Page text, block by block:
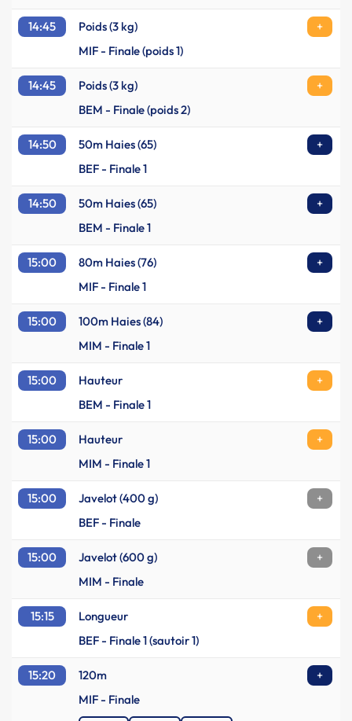
14:45 Poids (3 kg)
+
MIF - Finale (poids 1)
14:45 Poids (3 kg)
+
BEM - Finale (poids 2)
14:50 50m Haies (65)
+
BEF - Finale 1
14:50 50m Haies (65)
+
BEM - Finale 1
15:00 80m Haies (76)
+
MIF - Finale 1
15:00 100m Haies (84)
+
MIM - Finale 1
15:00 Hauteur
+
BEM - Finale 1
15:00 Hauteur
+
MIM - Finale 1
15:00 Javelot (400 g)
+
BEF - Finale
15:00 Javelot (600 g)
+
MIM - Finale
15:15 Longueur
+
BEF - Finale 1 (sautoir 1)
15:20 120m
+
MIF - Finale